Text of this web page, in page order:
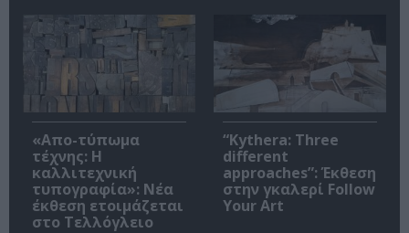
«Απο-τύπωμα
τέχνης: H
καλλιτεχνική
τυπογραφία»: Νέα
έκθεση ετοιμάζεται
στο Τελλόγλειο
“Kythera: Three
different
approaches”: Έκθεση
στην γκαλερί Follow
Your Art